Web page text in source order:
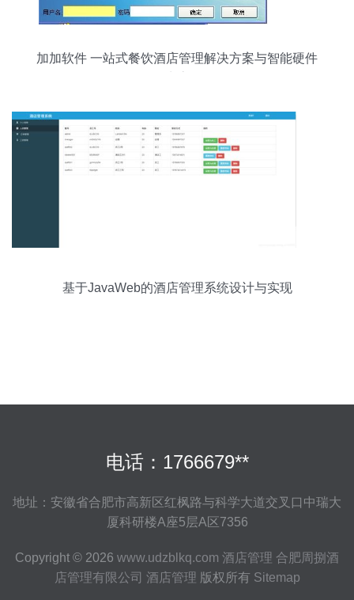
加加软件 一站式餐饮酒店管理解决方案与智能硬件
基于JavaWeb的酒店管理系统设计与实现
电话：1766679**
地址：安徽省合肥市高新区红枫路与科学大道交叉口中瑞大
厦科研楼A座5层A区7356
Copyright © 2026 www.udzblkq.com 酒店管理 合肥周捌酒
店管理有限公司 酒店管理 版权所有 Sitemap